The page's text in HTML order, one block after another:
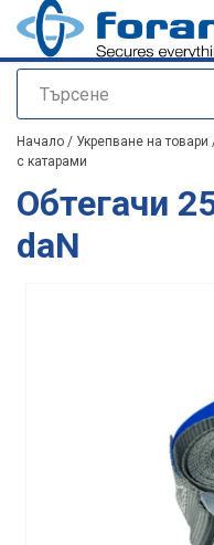
Търсене
е добавен към вашето
Начало / Укрепване на товари
с катарами
Обтегачи
daN